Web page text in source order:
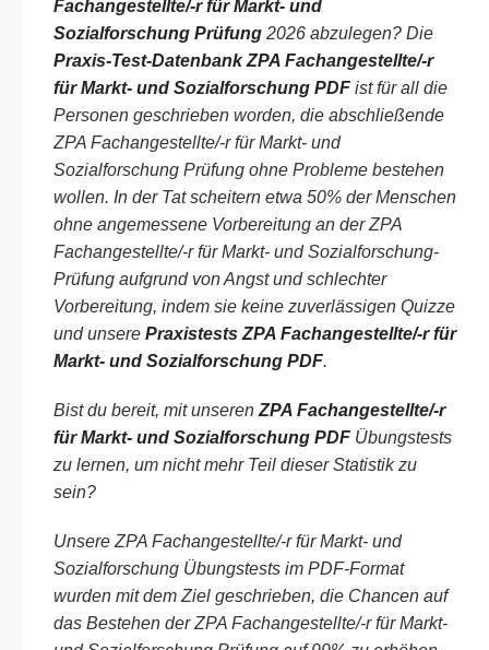
Fachangestellte/-r für Markt- und
Sozialforschung Prüfung 2026 abzulegen? Die
Praxis-Test-Datenbank ZPA Fachangestellte/-r
für Markt- und Sozialforschung PDF ist für all die
Personen geschrieben worden, die abschließende
ZPA Fachangestellte/-r für Markt- und
Sozialforschung Prüfung ohne Probleme bestehen
wollen. In der Tat scheitern etwa 50% der Menschen
ohne angemessene Vorbereitung an der ZPA
Fachangestellte/-r für Markt- und Sozialforschung-
Prüfung aufgrund von Angst und schlechter
Vorbereitung, indem sie keine zuverlässigen Quizze
und unsere Praxistests ZPA Fachangestellte/-r für
Markt- und Sozialforschung PDF.
Bist du bereit, mit unseren ZPA Fachangestellte/-r
für Markt- und Sozialforschung PDF Übungstests
zu lernen, um nicht mehr Teil dieser Statistik zu
sein?
Unsere ZPA Fachangestellte/-r für Markt- und
Sozialforschung Übungstests im PDF-Format
wurden mit dem Ziel geschrieben, die Chancen auf
das Bestehen der ZPA Fachangestellte/-r für Markt-